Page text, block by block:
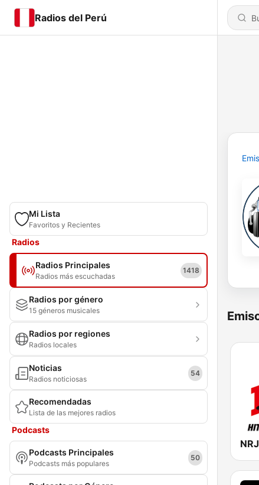
Radios del Perú
Mi Lista
Favoritos y Recientes
Radios
Radios Principales
Radios más escuchadas
1418
Radios por género
15 géneros musicales
Radios por regiones
Radios locales
Noticias
Radios noticiosas
54
Recomendadas
Lista de las mejores radios
Podcasts
Podcasts Principales
Podcasts más populares
50
NRJ